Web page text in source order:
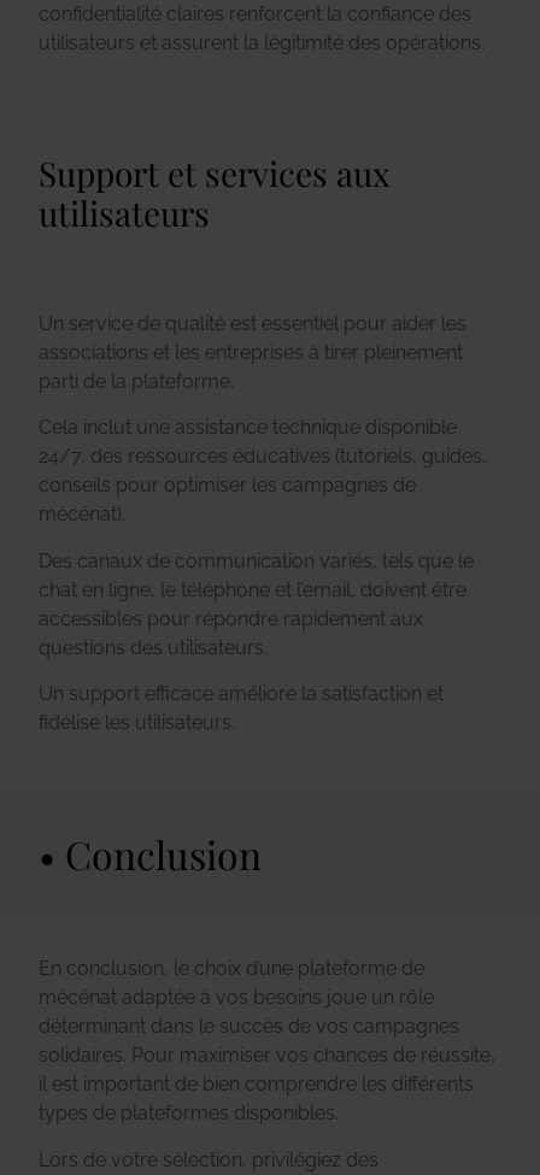
confidentialité claires renforcent la confiance des
utilisateurs et assurent la légitimité des opérations.
Support et services aux
utilisateurs
Un service de qualité est essentiel pour aider les
associations et les entreprises à tirer pleinement
parti de la plateforme.
Cela inclut une assistance technique disponible
24/7, des ressources éducatives (tutoriels, guides,
conseils pour optimiser les campagnes de
mécénat).
Des canaux de communication variés, tels que le
chat en ligne, le téléphone et l’email, doivent être
accessibles pour répondre rapidement aux
questions des utilisateurs.
Un support efficace améliore la satisfaction et
fidélise les utilisateurs.
Conclusion
En conclusion, le choix d’une plateforme de
mécénat adaptée à vos besoins joue un rôle
déterminant dans le succès de vos campagnes
solidaires. Pour maximiser vos chances de réussite,
il est important de bien comprendre les différents
types de plateformes disponibles.
Lors de votre sélection, privilégiez des